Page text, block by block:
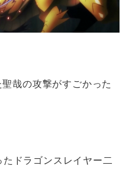
哉の攻撃がすごかった
ドラゴンスレイヤー二